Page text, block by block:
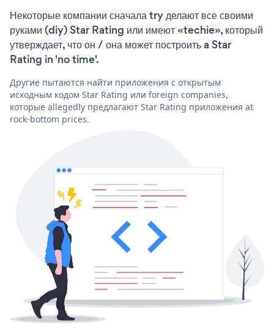
Некоторые компании сначала try делают все своими
руками (diy) Star Rating или имеют «techie», который
утверждает, что он / она может построить a Star
Rating in 'no time'.
Другие пытаются найти приложения с открытым
исходным кодом Star Rating или foreign companies,
которые allegedly предлагают Star Rating приложения at
rock-bottom prices.